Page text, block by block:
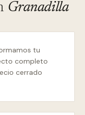
Granadilla
tu
completo
cerrado